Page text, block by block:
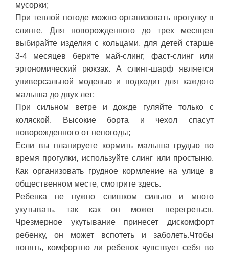
мусорки;
При теплой погоде можно организовать прогулку в
слинге. Для новорожденного до трех месяцев
выбирайте изделия с кольцами, для детей старше
3-4 месяцев берите май-слинг, фаст-слинг или
эргономический рюкзак. А слинг-шарф является
универсальной моделью и подходит для каждого
малыша до двух лет;
При сильном ветре и дожде гуляйте только с
коляской. Высокие борта и чехол спасут
новорожденного от непогоды;
Если вы планируете кормить малыша грудью во
время прогулки, используйте слинг или простыню.
Как организовать грудное кормление на улице в
общественном месте, смотрите здесь.
Ребенка не нужно слишком сильно и много
укутывать, так как он может перегреться.
Чрезмерное укутывание принесет дискомфорт
ребенку, он может вспотеть и заболеть.Чтобы
понять, комфортно ли ребенок чувствует себя во